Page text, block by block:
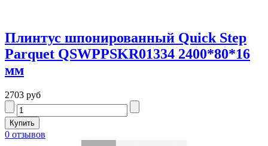
Плинтус шпонированный Quick Step
Parquet QSWPPSKR01334 2400*80*16
мм
2703 руб
0 отзывов